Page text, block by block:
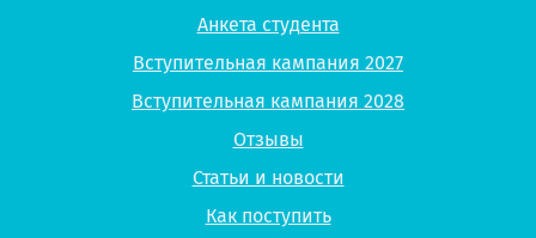
Анкета студента
Вступительная кампания 2027
Вступительная кампания 2028
Отзывы
Статьи и новости
Как поступить